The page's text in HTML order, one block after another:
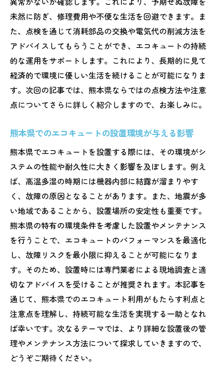
故障時に備えるためのエコキュート購入時
の注意点
エコキュート選びで考慮すべき気候条件と
モデル特性
熊本の冬に強いエコキュートの選択基準
購入前に確認すべきエコキュートの故障対
エコキュート導入後の長期的な運用をサポ
ートする計画
エコキュート故障を未然に防ぐ熊本県での環境
対策
エコキュート設置環境が故障に与える影響
とその対策
熊本県独自の環境に配慮したエコキュート
運用方法
エコキュートの耐久性を高めるための設置
地域の気候に応じたエコキュートの保護対
策
エコキュート運用で活用したい熊本県の環
境資源
自然環境と調和するエコキュートの使用方
未然に防ぎ、修理費用や不便な生活を回避できます。ま
た、点検を通じて消耗部品の交換や電気代の削減方法を
アドバイスしてもらうことができ、エコキュートの持続
的な運用をサポートします。これにより、長期的に見て
経済的で環境に優しい生活を続けることが可能になりま
す。次回の記事では、熊本県ならではの点検方法や注意
点についてさらに詳しく紹介しますので、お楽しみに。
熊本県でのエコキュートの設置環境が与える影響
熊本県でエコキュートを設置する際には、その環境がシ
ステムの性能や耐久性に大きく影響を及ぼします。例え
ば、高温多湿の時期には機器内部に結露が溜まりやす
く、故障の原因となることがあります。また、地震が多
い地域であることから、設置場所の安定性も重要です。
熊本県の特有の環境条件を考慮した設置やメンテナンス
を行うことで、エコキュートのパフォーマンスを最適化
し、故障リスクを最小限に抑えることが可能になりま
す。そのため、設置時には専門業者による現地調査と適
切なアドバイスを受けることが推奨されます。本記事を
通じて、熊本県でのエコキュート利用がもたらす利点と
注意点を理解し、持続可能な生活を実現する一助となれ
ば幸いです。次なるテーマでは、より詳細な設置後の管
理やメンテナンス方法について探求していきますので、
どうぞご期待ください。